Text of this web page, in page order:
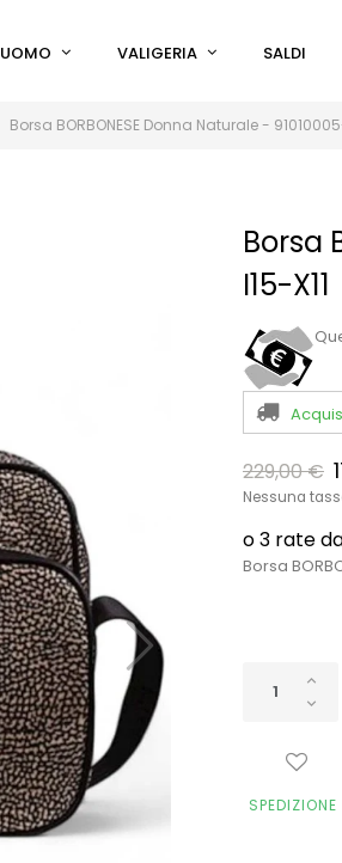
UOMO VALIGERIA SALDI
Borsa BORBONESE Donna Naturale -
Borsa
I15-X11
229,00 €
Nessuna
Borsa